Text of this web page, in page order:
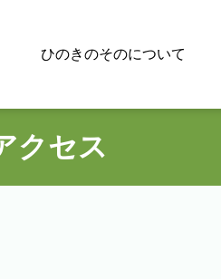
ひのきのそのについて
クセス